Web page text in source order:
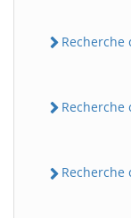
Recherche
Recherche
Recherche